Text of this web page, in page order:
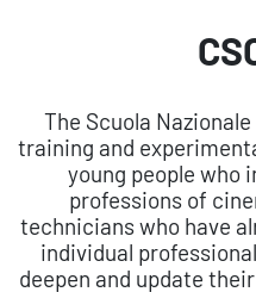
The Scuola
training and
young people who
professions of
technicians who have
individual
deepen and update